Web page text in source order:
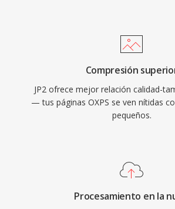
Compresión
JP2 ofrece mejor relación calidad-
— tus páginas OXPS se ven nítidas
pequeños.
Procesamiento en la